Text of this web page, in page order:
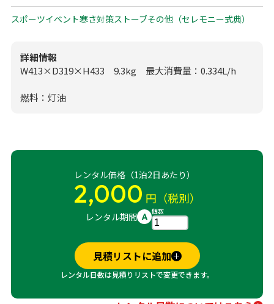
スポーツイベント寒さ対策ストーブその他（セレモニー式典）
詳細情報
W413×D319×H433 9.3kg 最大消費量：0.334L/h
燃料：灯油
レンタル価格（1泊2日あたり）
2,000 円（税別）
レンタル期間 A 個数
見積リストに追加
レンタル日数は見積りリストで変更できます。